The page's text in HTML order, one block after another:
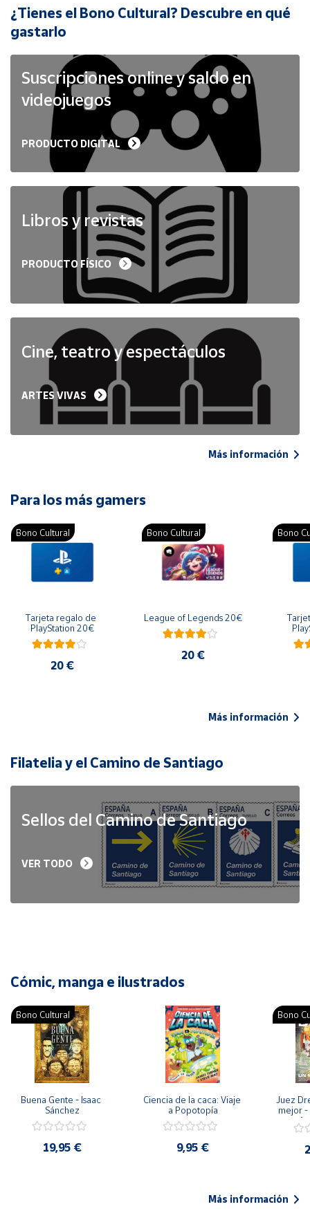
Cuenta
Ubicación
Península
Baleares
Melilla
¿Tienes el Bono Cultural? Descubre en qué
gastarlo
Suscripciones online y saldo en
videojuegos
PRODUCTO DIGITAL
Libros y revistas
PRODUCTO FÍSICO
Cine, teatro y espectáculos
ARTES VIVAS
Más información
Para los más gamers
Bono Cultural
Tarjeta regalo de
PlayStation 20€
20 €
Bono Cultural
League of Legends 20€
20 €
Bono
Más información
Filatelia y el Camino de Santiago
Sellos del Camino de Santiago
VER TODO
Cómic, manga e ilustrados
Bono Cultural
Buena Gente - Isaac
Sánchez
19,95 €
Ciencia de la caca: Viaje
a Popotopía
9,95 €
Bono
Juez
mejor -
Más información